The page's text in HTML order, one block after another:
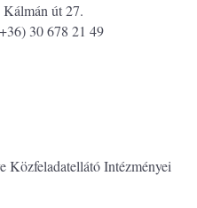
út 27.
30 678 21 49
Közfeladatellátó Intézményei